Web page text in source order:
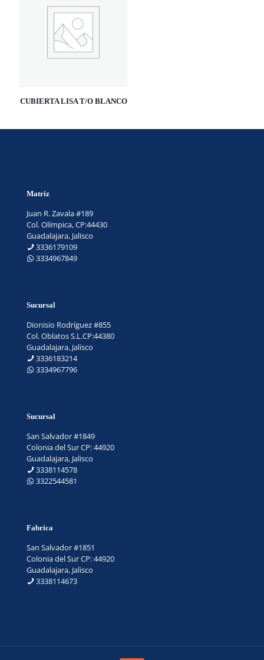
CUBIERTA LISA T/O BLANCO
Matríz
Juan R. Zavala #189
Col. Olímpica, CP:44430
Guadalajara, Jalisco
3336179109
3334967849
Sucursal
Dionisio Rodríguez #855
Col. Oblatos S.L.CP:44380
Guadalajara, Jalisco
3336183214
3334967796
Sucursal
San Salvador #1849
Colonia del Sur CP: 44920
Guadalajara, Jalisco
3338114578
3322544581
Fabrica
San Salvador #1851
Colonia del Sur CP: 44920
Guadalajara, Jalisco
3338114673